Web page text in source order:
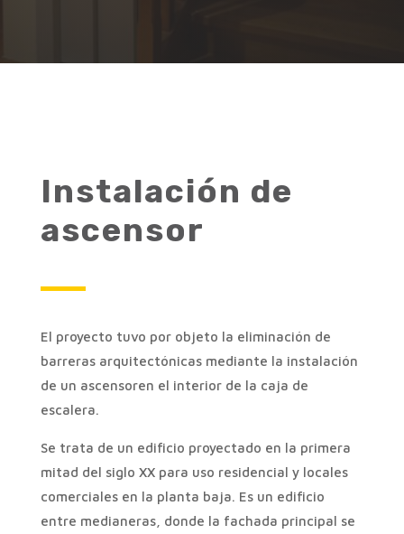
Instalación de
ascensor
El proyecto tuvo por objeto la eliminación de
barreras arquitectónicas mediante la instalación
de un ascensoren el interior de la caja de
escalera.
Se trata de un edificio proyectado en la primera
mitad del siglo XX para uso residencial y locales
comerciales en la planta baja. Es un edificio
entre medianeras, donde la fachada principal se